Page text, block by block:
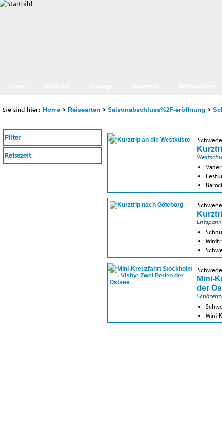
Sie sind hier: Home > Reisearten > Saisonabschluss%2F-eröffnung >
Filter
Reisezeit
Mini-
der
Mini-